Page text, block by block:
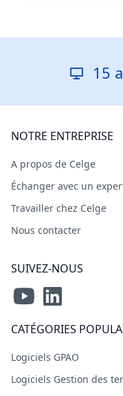
15 ans
NOTRE ENTREPRISE
A propos de Celge
Échanger avec un
Travailler chez Celge
Nous contacter
SUIVEZ-NOUS
CATÉGORIES
Logiciels GPAO
Logiciels Gestion des